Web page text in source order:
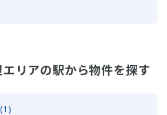
リアの駅から物件を探す